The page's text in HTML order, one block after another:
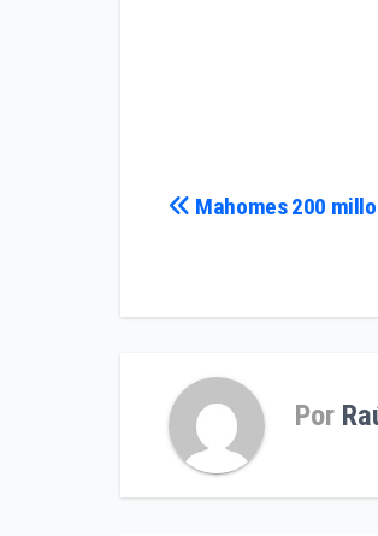
Navegación
entradas
Mahomes 200
Por